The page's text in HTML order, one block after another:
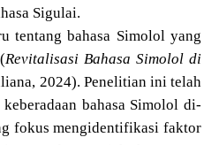
Sigulai.
bahasa Simolol yang
Revitalisasi Bahasa Simolol di
2024). Penelitian ini telah
bahasa Simolol di-
fokus mengidentifikasi faktor